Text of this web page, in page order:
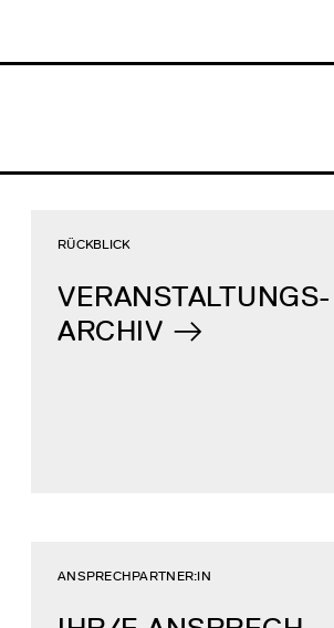
VERANSTALTUNGS-
ARCHIV
RÜCKBLICK
ANSPRECHPARTNER:IN